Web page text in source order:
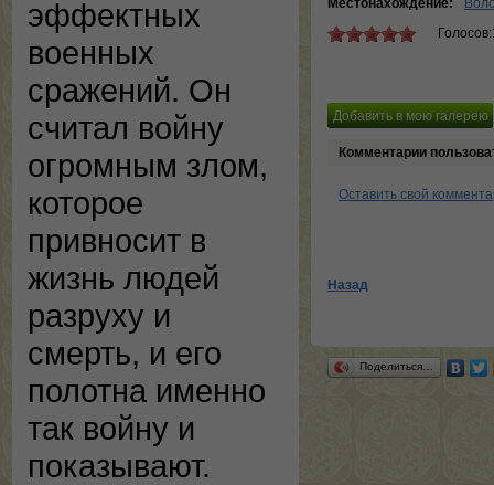
эффектных
военных
сражений. Он
считал войну
огромным злом,
которое
привносит в
жизнь людей
разруху и
смерть, и его
полотна именно
так войну и
показывают.
Местонахождение:
Комментарии
Оставить свой
Назад
Поделиться…